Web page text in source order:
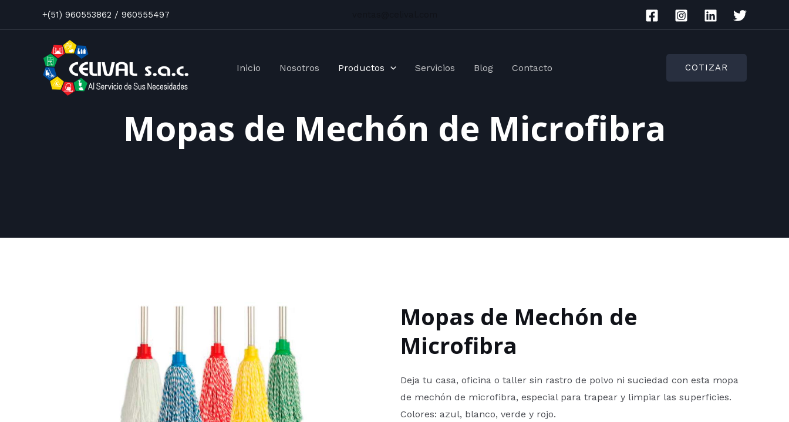
+(51) 960553862 / 960555497
Inicio Nosotros Productos Servicios Blog Contacto COTIZAR
Mopas de Mechón de Microfibra
Mopas de Mechón de
Microfibra​
Deja tu casa, oficina o taller sin rastro de polvo ni suciedad con esta mopa
de mechón de microfibra, especial para trapear y limpiar las superficies.
Colores: azul, blanco, verde y rojo.